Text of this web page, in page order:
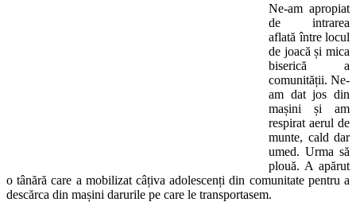
Ne-am apropiat
de intrarea
aflată între locul
de joacă și mica
biserică a
comunității. Ne-
am dat jos din
mașini și am
respirat aerul de
munte, cald dar
umed. Urma să
plouă. A apărut
o tânără care a mobilizat câțiva adolescenți din comunitate pentru a
descărca din mașini darurile pe care le transportasem.